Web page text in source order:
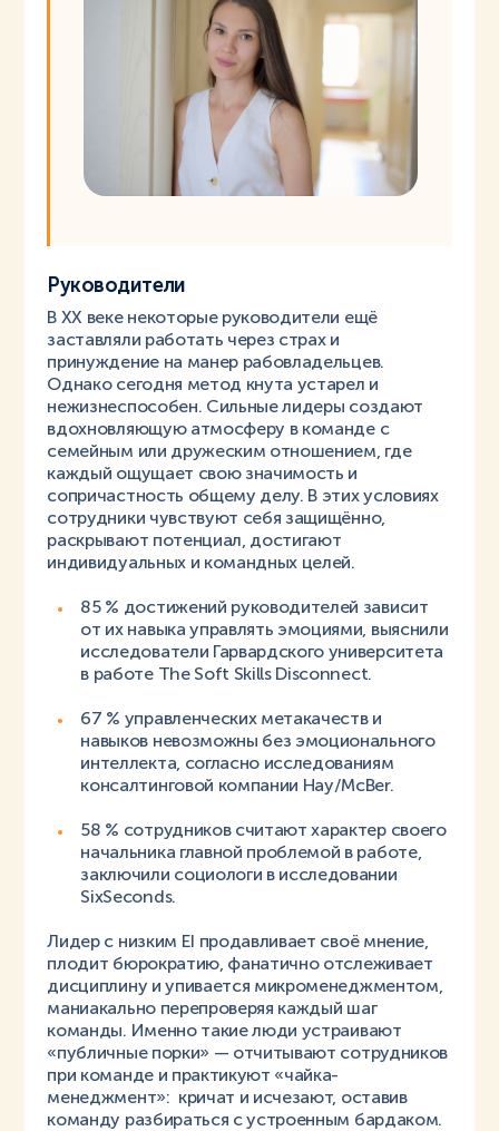
Руководители
В XX веке некоторые руководители ещё
заставляли работать через страх и
принуждение на манер рабовладельцев.
Однако сегодня метод кнута устарел и
нежизнеспособен. Сильные лидеры создают
вдохновляющую атмосферу в команде с
семейным или дружеским отношением, где
каждый ощущает свою значимость и
сопричастность общему делу. В этих условиях
сотрудники чувствуют себя защищённо,
раскрывают потенциал, достигают
индивидуальных и командных целей.
85 % достижений руководителей зависит
от их навыка управлять эмоциями, выяснили
исследователи Гарвардского университета
в работе The Soft Skills Disconnect.
67 % управленческих метакачеств и
навыков невозможны без эмоционального
интеллекта, согласно исследованиям
консалтинговой компании Hay/McBer.
58 % сотрудников считают характер своего
начальника главной проблемой в работе,
заключили социологи в исследовании
SixSeconds.
Лидер с низким EI продавливает своё мнение,
плодит бюрократию, фанатично отслеживает
дисциплину и упивается микроменеджментом,
маниакально перепроверяя каждый шаг
команды. Именно такие люди устраивают
«публичные порки» — отчитывают сотрудников
при команде и практикуют «чайка-
менеджмент»: кричат и исчезают, оставив
команду разбираться с устроенным бардаком.